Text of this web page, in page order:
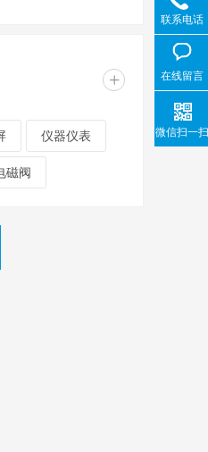
+
仪器仪表
磁阀
联系电话
在线留言
微信扫一扫